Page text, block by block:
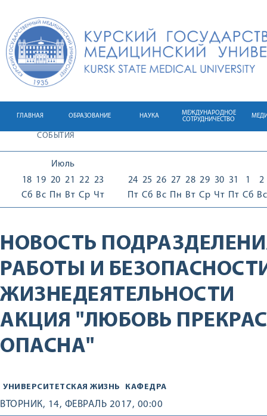
ГЛАВНАЯ ОБРАЗОВАНИЕ НАУКА
МЕЖДУНАРОДНОЕ
СОТРУДНИЧЕСТВО
СОБЫТИЯ
Июль
18
Сб
19
Вс
20
Пн
21
Вт
22
Ср
23
Чт
24
Пт
25
Сб
26
Вс
27
Пн
28
Вт
29
Ср
30
Чт
31
Пт
1
Сб
2
Вс
НОВОСТЬ
РАБОТЫ И
ЖИЗНЕДЕЯТЕЛЬНОСТИ
АКЦИЯ "ЛЮБОВЬ
ОПАСНА"
УНИВЕРСИТЕТСКАЯ ЖИЗНЬ КАФЕДРА
ВТОРНИК, 14, ФЕВРАЛЬ 2017, 00:00